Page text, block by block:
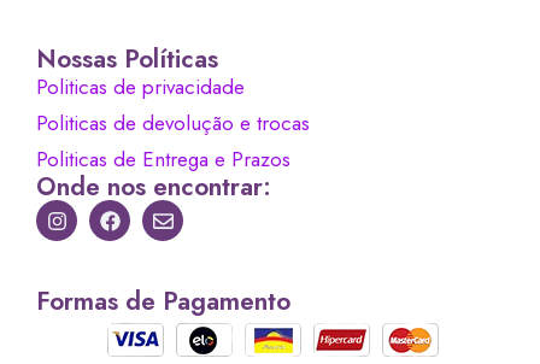
Nossas Políticas
Politicas de privacidade
Politicas de devolução e trocas
Politicas de Entrega e Prazos
Onde nos encontrar:
Formas de Pagamento